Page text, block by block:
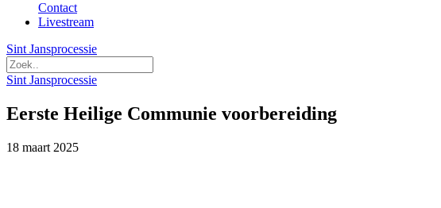
Contact
Livestream
Sint Jansprocessie
Sint Jansprocessie
Eerste Heilige Communie voorbereiding
18 maart 2025